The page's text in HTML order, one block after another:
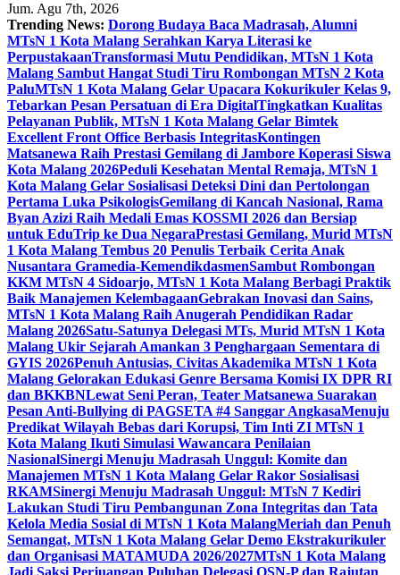
Jum. Agu 7th, 2026
Trending News: Dorong Budaya Baca Madrasah, Alumni
MTsN 1 Kota Malang Serahkan Karya Literasi ke
PerpustakaanTransformasi Mutu Pendidikan, MTsN 1 Kota
Malang Sambut Hangat Studi Tiru Rombongan MTsN 2 Kota
PaluMTsN 1 Kota Malang Gelar Upacara Kokurikuler Kelas 9,
Tebarkan Pesan Persatuan di Era DigitalTingkatkan Kualitas
Pelayanan Publik, MTsN 1 Kota Malang Gelar Bimtek
Excellent Front Office Berbasis IntegritasKontingen
Matsanewa Raih Prestasi Gemilang di Jambore Koperasi Siswa
Kota Malang 2026Peduli Kesehatan Mental Remaja, MTsN 1
Kota Malang Gelar Sosialisasi Deteksi Dini dan Pertolongan
Pertama Luka PsikologisGemilang di Kancah Nasional, Rama
Byan Azizi Raih Medali Emas KOSSMI 2026 dan Bersiap
untuk EduTrip ke Dua NegaraPrestasi Gemilang, Murid MTsN
1 Kota Malang Tembus 20 Penulis Terbaik Cerita Anak
Nusantara Gramedia-KemendikdasmenSambut Rombongan
KKM MTsN 4 Sidoarjo, MTsN 1 Kota Malang Berbagi Praktik
Baik Manajemen KelembagaanGebrakan Inovasi dan Sains,
MTsN 1 Kota Malang Raih Anugerah Pendidikan Radar
Malang 2026Satu-Satunya Delegasi MTs, Murid MTsN 1 Kota
Malang Ukir Sejarah Amankan 3 Penghargaan Sementara di
GYIS 2026Penuh Antusias, Civitas Akademika MTsN 1 Kota
Malang Gelorakan Edukasi Genre Bersama Komisi IX DPR RI
dan BKKBNLewat Seni Peran, Teater Matsanewa Suarakan
Pesan Anti-Bullying di PAGSETA #4 Sanggar AngkasaMenuju
Predikat Wilayah Bebas dari Korupsi, Tim Inti ZI MTsN 1
Kota Malang Ikuti Simulasi Wawancara Penilaian
NasionalSinergi Menuju Madrasah Unggul: Komite dan
Manajemen MTsN 1 Kota Malang Gelar Rakor Sosialisasi
RKAMSinergi Menuju Madrasah Unggul: MTsN 7 Kediri
Lakukan Studi Tiru Pembangunan Zona Integritas dan Tata
Kelola Media Sosial di MTsN 1 Kota MalangMeriah dan Penuh
Semangat, MTsN 1 Kota Malang Gelar Demo Ekstrakurikuler
dan Organisasi MATAMUDA 2026/2027MTsN 1 Kota Malang
Jadi Saksi Perjuangan Puluhan Delegasi OSN-P dan Rajutan